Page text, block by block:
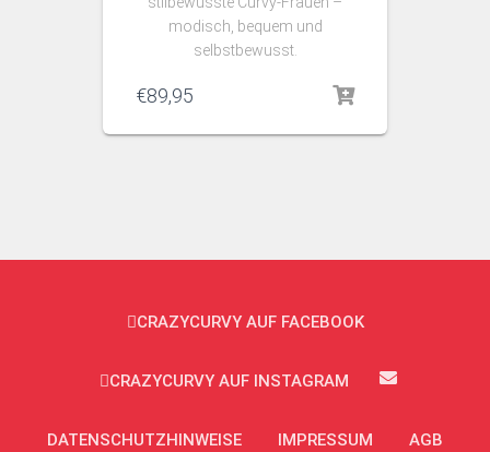
modisch, bequem und
selbstbewusst.
€89,95
CRAZYCURVY AUF FACEBOOK
CRAZYCURVY AUF INSTAGRAM
DATENSCHUTZHINWEISE IMPRESSUM AGB